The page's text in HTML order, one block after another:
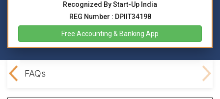
Recognized By Start-Up India
REG Number : DPIIT34198
Free Accounting & Banking App
FAQs